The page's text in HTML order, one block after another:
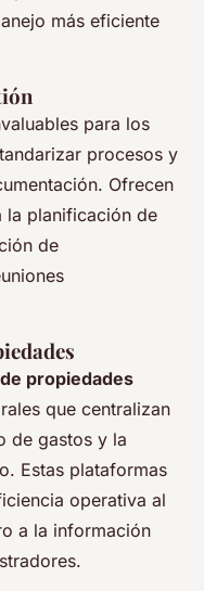
más eficiente
para los
procesos y
Ofrecen
la planificación de
de
propiedades
que centralizan
de gastos y la
Estas plataformas
operativa al
a la información